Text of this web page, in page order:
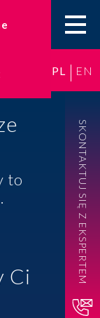
PL EN
SKONTAKTUJ SIĘ Z EKSPERTEM
to
Ci